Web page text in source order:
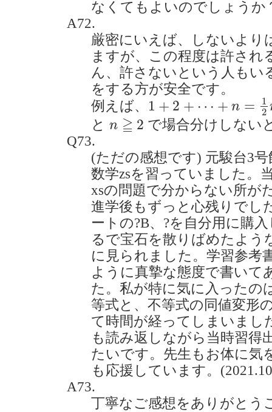
なくてもよいのでしょうか
A72.
厳密にいえば、しないより
ますが、この程度は許され
ん、許さないという人もい
をする方が安全です。
例えば、 1 + 2 + ⋯ + n =
1
2
1+ 2+⋯ + = 1 1
と n ≧ 2
n≧2
で場合分けしない
Q73.
(ただの感想です) 元駿台3
数学zsを習っていました。
xsの問題で分からない所が
進学後もずっと心残りでし
ートの?B、?を自分用に購
るで宝石を散りばめたよう
に見られました。学習参考
ように真摯な態度で書いて
た。私が特に気に入ったの
等式と、不等式の同値変形
て時間が経ってしまいまし
も読み返しながら当時習得
たいです。先生もお体に気
も応援しています。
A73.
丁寧なご感想をありがとう